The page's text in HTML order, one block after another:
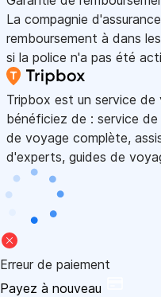
La compagnie
remboursement à dans
si la police n'a pas été
Tripbox est un service
bénéficiez de : service
de voyage complète,
d'experts, guides de
Erreur de paiement
Payez à nouveau